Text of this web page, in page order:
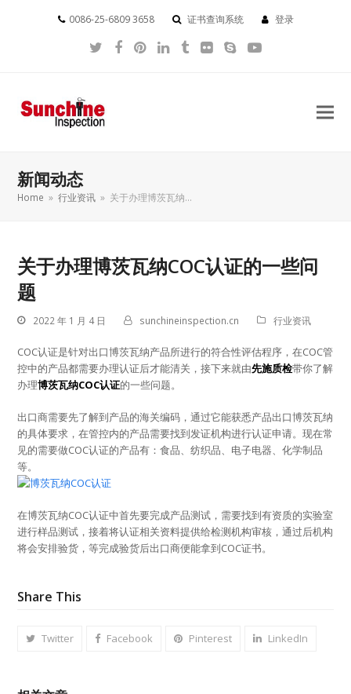
0086-25-6809 3658 证书查询系统 登录
Twitter
Facebook
Pinterest
LinkedIn
Tumblr
FlickrSkypeYouTube
新闻动态
Home » 行业资讯 » 关于办理博茨瓦纳…
关于办理博茨瓦纳COC认证的一些问
题
2022 年 1 月 4 日 sunchineinspection.cn 行业资讯
COC认证是针对出口博茨瓦纳产品所进行的符合性评估程序，在COC管
控中的产品都需要办理认证后才能清关，接下来就由先施质检带你了解
办理博茨瓦纳COC认证的一些问题。
出口商需要先了解到产品的海关编码，通过它能获悉产品出口博茨瓦纳
的具体要求，在管控内的产品需要找到发证机构进行认证申请。现在常
见的需要做COC认证的产品有：食品、纺织品、电子电器、化学制品
等。
在博茨瓦纳COC认证中首先要完成产品测试，需要找到有资质的实验室
进行样品测试，接着将认证相关资料提供给检测机构审核，通过后机构
将会安排验货，等完成验货后出口商便能拿到COC证书。
Share This
Twitter Facebook Pinterest LinkedIn